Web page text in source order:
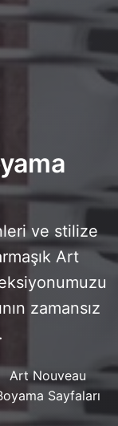
ve stilize
Art
zamansız
Art Nouveau
Sayfaları